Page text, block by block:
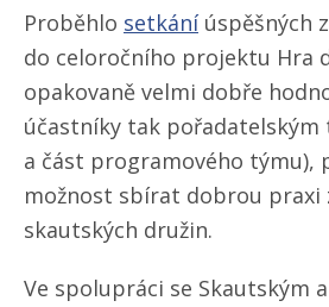
Proběhlo setkáníúspěšných
do celoročního projektu Hra
opakovaně velmi dobře
účastníky tak pořadatelským
a část programového týmu),
možnost sbírat dobrou praxi
skautských družin.
Ve spolupráci se Skautským